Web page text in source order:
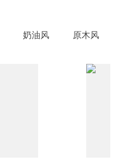
奶油风 原木风